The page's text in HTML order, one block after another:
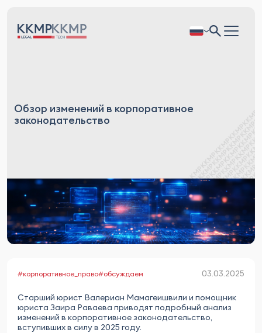
Обзор изменений в корпоративное
законодательство
#корпоративное_право#обсуждаем 03.03.2025
Старший юрист Валериан Мамагеишвили и помощник
юриста Заира Раваева приводят подробный анализ
изменений в корпоративное законодательство,
вступивших в силу в 2025 году.